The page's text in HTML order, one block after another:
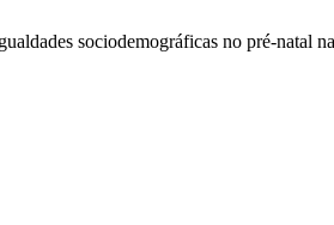
sociodemográficas no pré-natal